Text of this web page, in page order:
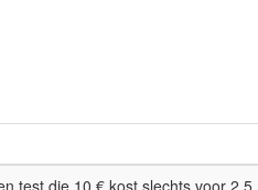
test die 10 € kost slechts voor 2,5